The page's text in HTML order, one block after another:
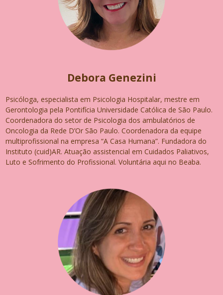
Debora Genezini
Psicóloga, especialista em Psicologia Hospitalar, mestre em
Gerontologia pela Pontifícia Universidade Católica de São Paulo.
Coordenadora do setor de Psicologia dos ambulatórios de
Oncologia da Rede D’Or São Paulo. Coordenadora da equipe
multiprofissional na empresa “A Casa Humana”. Fundadora do
Instituto (cuid)AR. Atuação assistencial em Cuidados Paliativos,
Luto e Sofrimento do Profissional. Voluntária aqui no Beaba.